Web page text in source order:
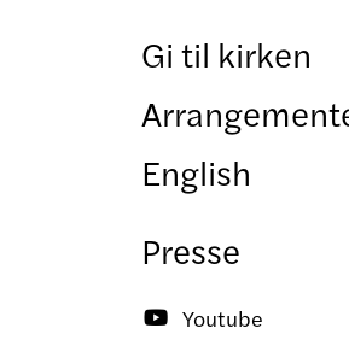
Gi til kirken
English
Presse

Youtube